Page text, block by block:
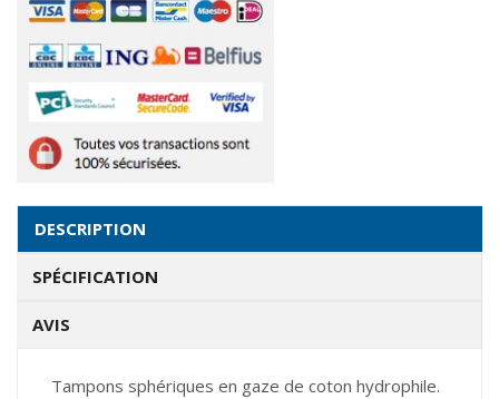
DESCRIPTION
SPÉCIFICATION
AVIS
Tampons sphériques en gaze de coton hydrophile.